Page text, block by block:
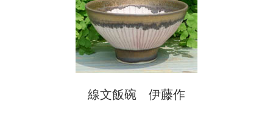
線文飯碗 伊藤作